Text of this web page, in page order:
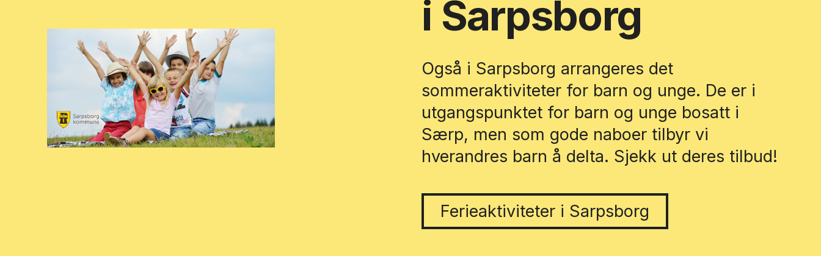
i Sarpsborg
Også i Sarpsborg arrangeres det
sommeraktiviteter for barn og unge. De er i
utgangspunktet for barn og unge bosatt i
Særp, men som gode naboer tilbyr vi
hverandres barn å delta. Sjekk ut deres tilbud!
Ferieaktiviteter i Sarpsborg